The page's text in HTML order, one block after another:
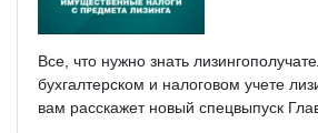
Все, что нужно знать
бухгалтерском и налоговом учете
вам расскажет новый спецвыпуск